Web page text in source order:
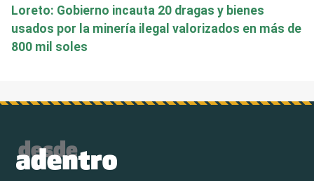
Loreto: Gobierno incauta 20 dragas y bienes
usados por la minería ilegal valorizados en más de
800 mil soles